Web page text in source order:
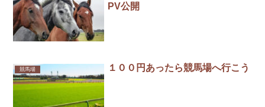
PV公開
競馬場 １００円あったら競馬場へ行こう